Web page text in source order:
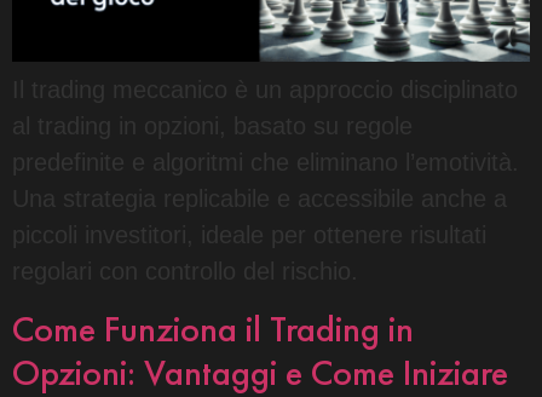
Il trading meccanico è un approccio disciplinato
al trading in opzioni, basato su regole
predefinite e algoritmi che eliminano l’emotività.
Una strategia replicabile e accessibile anche a
piccoli investitori, ideale per ottenere risultati
regolari con controllo del rischio.
Come Funziona il Trading in
Opzioni: Vantaggi e Come Iniziare